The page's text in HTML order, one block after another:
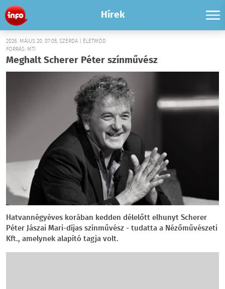
Hírek
2026. MÁJUS 20. 07:05, SZERDA | ÉLETMÓD
FORRÁS: MTI
Meghalt Scherer Péter színművész
Hatvannégyéves korában kedden délelőtt elhunyt Scherer
Péter Jászai Mari-díjas színművész - tudatta a Nézőművészeti
Kft., amelynek alapító tagja volt.